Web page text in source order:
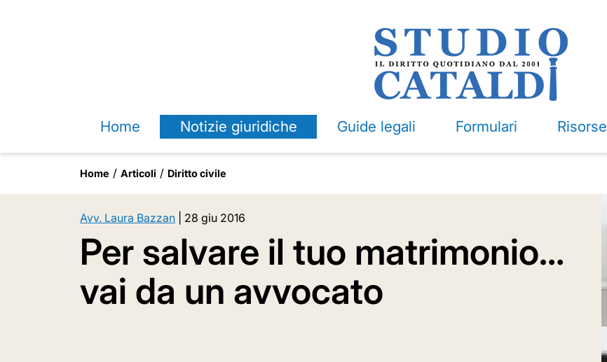
Home Notizie giuridiche Guide legali Formulari Risorse
Home Articoli Diritto civile
Avv. Laura Bazzan 28 giu 2016
Per salvare il tuo matrimonio…
vai da un avvocato